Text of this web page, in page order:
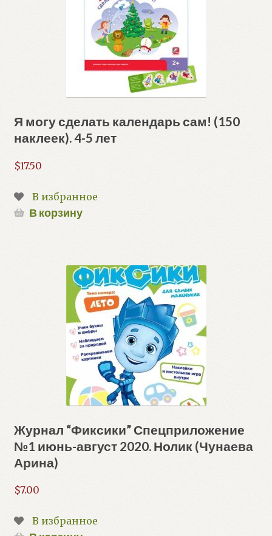
Я могу сделать календарь сам! (150
наклеек). 4-5 лет
$17.50
В избранное
В корзину
Журнал “Фиксики” Спецприложение
№1 июнь-август 2020. Нолик (Чунаева
Арина)
$7.00
В избранное